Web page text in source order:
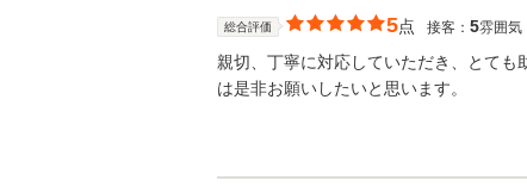
総合評価 5点 接客： 5雰囲気
親切、丁寧に対応していただき、とて
は是非お願いしたいと思います。